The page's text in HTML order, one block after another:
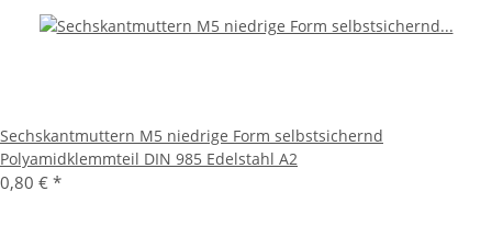
Sechskantmuttern M5 niedrige Form selbstsichernd
Polyamidklemmteil DIN 985 Edelstahl A2
0,80 € *